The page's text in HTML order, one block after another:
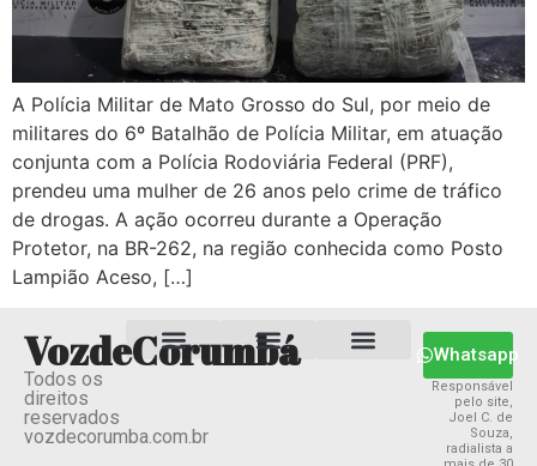
A Polícia Militar de Mato Grosso do Sul, por meio de
militares do 6º Batalhão de Polícia Militar, em atuação
conjunta com a Polícia Rodoviária Federal (PRF),
prendeu uma mulher de 26 anos pelo crime de tráfico
de drogas. A ação ocorreu durante a Operação
Protetor, na BR-262, na região conhecida como Posto
Lampião Aceso, […]
VozdeCorumbá
Todos os
direitos
reservados
vozdecorumba.com.br
Whatsapp
Responsável
pelo site,
Joel C. de
Souza,
radialista a